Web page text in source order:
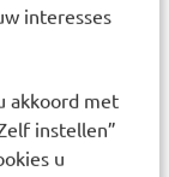
interesses
akkoord met
instellen”
u